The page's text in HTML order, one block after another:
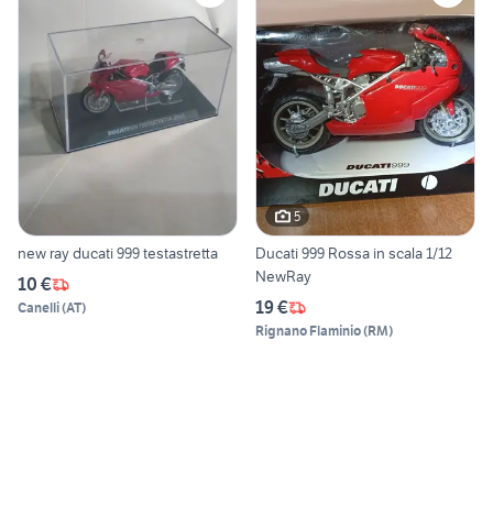
new ray ducati 999 testastretta
10 €
Canelli(AT)
5
Ducati 999 Rossa in scala 1/12
NewRay
19 €
Rignano Flaminio(RM)